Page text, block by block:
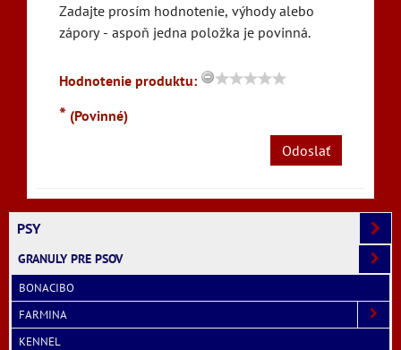
Zadajte prosím hodnotenie, výhody alebo
zápory - aspoň jedna položka je povinná.
Hodnotenie produktu:
* (Povinné)
Odoslať
PSY
GRANULY PRE PSOV
BONACIBO
FARMINA
KENNEL